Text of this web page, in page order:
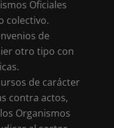
Oficiales
colectivo.
de
otro tipo con
de carácter
contra actos,
Organismos